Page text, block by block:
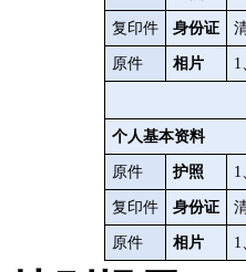
复印件 身份证
原件 相片 1
个人基本资料
原件 护照 1
复印件 身份证
原件 相片 1